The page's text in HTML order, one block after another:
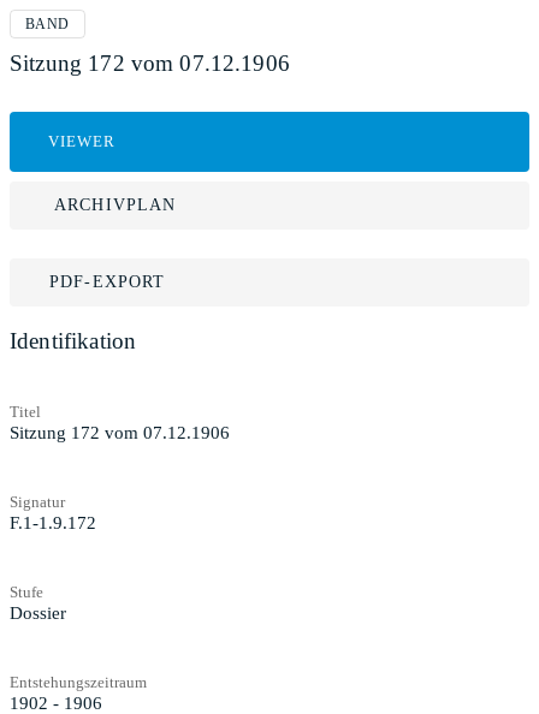
BAND
Sitzung 172 vom 07.12.1906
VIEWER
ARCHIVPLAN
PDF-EXPORT
Identifikation
Titel
Sitzung 172 vom 07.12.1906
Signatur
F.1-1.9.172
Stufe
Dossier
Entstehungszeitraum
1902 - 1906